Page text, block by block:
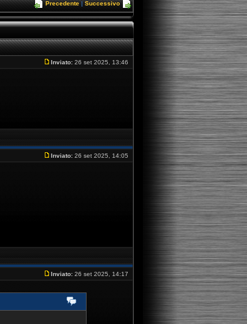
Precedente| Successivo
Inviato: 26 set 2025, 13:46
Inviato: 26 set 2025, 14:05
Inviato: 26 set 2025, 14:17